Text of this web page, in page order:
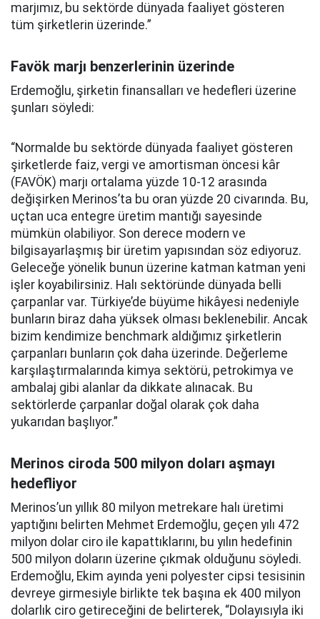
marjımız, bu sektörde dünyada faaliyet gösteren
tüm şirketlerin üzerinde.”
Favök marjı benzerlerinin üzerinde
Erdemoğlu, şirketin finansalları ve hedefleri üzerine
şunları söyledi:
“Normalde bu sektörde dünyada faaliyet gösteren
şirketlerde faiz, vergi ve amortisman öncesi kâr
(FAVÖK) marjı ortalama yüzde 10-12 arasında
değişirken Merinos’ta bu oran yüzde 20 civarında. Bu,
uçtan uca entegre üretim mantığı sayesinde
mümkün olabiliyor. Son derece modern ve
bilgisayarlaşmış bir üretim yapısından söz ediyoruz.
Geleceğe yönelik bunun üzerine katman katman yeni
işler koyabilirsiniz. Halı sektöründe dünyada belli
çarpanlar var. Türkiye’de büyüme hikâyesi nedeniyle
bunların biraz daha yüksek olması beklenebilir. Ancak
bizim kendimize benchmark aldığımız şirketlerin
çarpanları bunların çok daha üzerinde. Değerleme
karşılaştırmalarında kimya sektörü, petrokimya ve
ambalaj gibi alanlar da dikkate alınacak. Bu
sektörlerde çarpanlar doğal olarak çok daha
yukarıdan başlıyor.”
Merinos ciroda 500 milyon doları aşmayı
hedefliyor
Merinos’un yıllık 80 milyon metrekare halı üretimi
yaptığını belirten Mehmet Erdemoğlu, geçen yılı 472
milyon dolar ciro ile kapattıklarını, bu yılın hedefinin
500 milyon doların üzerine çıkmak olduğunu söyledi.
Erdemoğlu, Ekim ayında yeni polyester cipsi tesisinin
devreye girmesiyle birlikte tek başına ek 400 milyon
dolarlık ciro getireceğini de belirterek, “Dolayısıyla iki